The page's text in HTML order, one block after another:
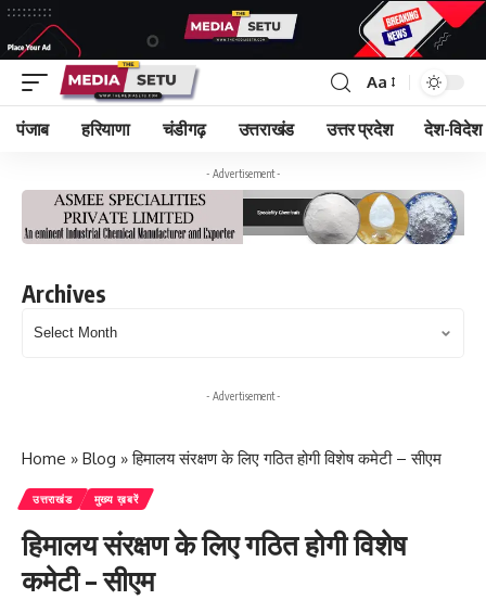
Aa
पंजाब हरियाणा चंडीगढ़ उत्तराखंड उत्तर प्रदेश देश-विदेश
- Advertisement -
Archives
- Advertisement -
Home » Blog »हिमालय संरक्षण के लिए गठित होगी विशेष कमेटी – सीएम
उत्तराखंड मुख्य ख़बरें
हिमालय संरक्षण के लिए गठित होगी विशेष
कमेटी – सीएम